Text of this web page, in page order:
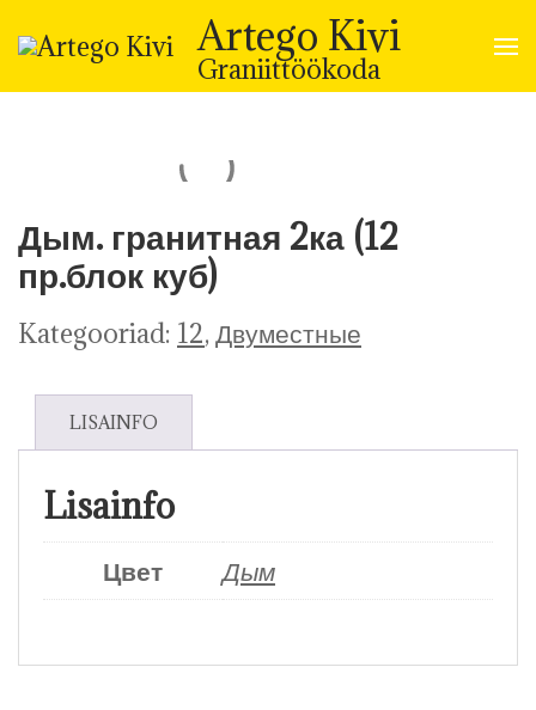
to
content
Enter)
Artego Kivi
Graniittöökoda
Дым. гранитная 2ка (12
пр.блок куб)
Kategooriad: 12, Двуместные
LISAINFO
Lisainfo
Цвет Дым